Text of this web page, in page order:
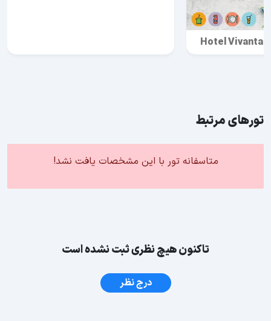
Hotel Vivanta
تورهای مرتبط
متاسفانه تور با این مشخصات یافت نشد!
تاکنون هیچ نظری ثبت نشده است
درج نظر